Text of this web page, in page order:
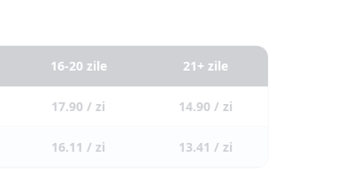
16-20 zile 21+ zile
17.90 / zi 14.90 / zi
16.11 / zi 13.41 / zi